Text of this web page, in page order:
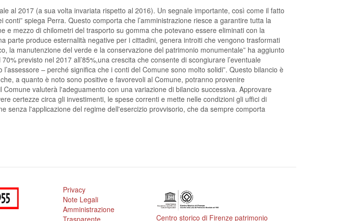
al 2017 (a sua volta invariata rispetto al 2016). Un segnale importante, così come il fatto
spiega Perra. Questo comporta che l’amministrazione riesce a garantire tutta la
mezzo di chilometri del trasporto su gomma che potevano essere eliminati con la
parte produce esternalità negative per i cittadini, genera introiti che vengono trasformati
la manutenzione del verde e la conservazione del patrimonio monumentale” ha aggiunto
previsto nel 2017 all’85%,una crescita che consente di scongiurare l’eventuale
– perché significa che i conti del Comune sono molto solidi”. Questo bilancio è
a quanto è noto sono positive e favorevoli al Comune, potranno provenire
valuterà l'adeguamento con una variazione di bilancio successiva. Approvare
certezze circa gli investimenti, le spese correnti e mette nelle condizioni gli uffici di
senza l'applicazione del regime dell'esercizio provvisorio, che da sempre comporta
Privacy
Note Legali
Amministrazione
Trasparente
Centro storico di Firenze patrimonio